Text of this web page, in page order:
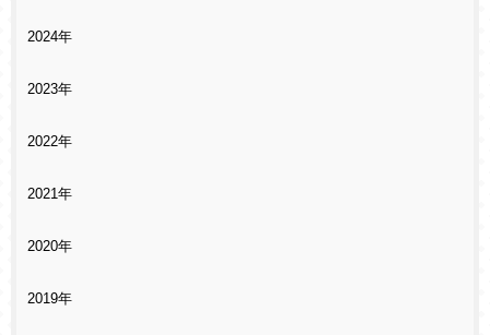
2024年
2023年
2022年
2021年
2020年
2019年